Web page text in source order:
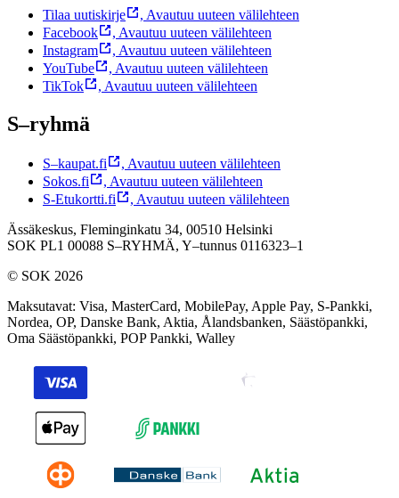
Tilaa uutiskirje , Avautuu uuteen välilehteen
Facebook
, Avautuu uuteen välilehteen
Instagram
, Avautuu uuteen välilehteen
YouTube
, Avautuu uuteen välilehteen
TikTok
, Avautuu uuteen välilehteen
S–ryhmä
S–kaupat.fi , Avautuu uuteen välilehteen
Sokos.fi
, Avautuu uuteen välilehteen
S-Etukortti.fi
, Avautuu uuteen välilehteen
Ässäkeskus, Fleminginkatu 34, 00510 Helsinki
SOK PL1 00088 S–RYHMÄ, Y–tunnus 0116323–1
© SOK 2026
Maksutavat: Visa, MasterCard, MobilePay, Apple Pay, S-Pankki,
Nordea, OP, Danske Bank, Aktia, Ålandsbanken, Säästöpankki,
Oma Säästöpankki, POP Pankki, Walley